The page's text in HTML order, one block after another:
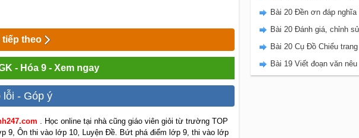
tiếp theo
- Hóa 9 - Xem ngay
lỗi - Góp ý
. Học online tại nhà cũng giáo viên giỏi từ trường TOP
9, Ôn thi vào lớp 10, Luyện Đề. Bứt phá điểm lớp 9, thi vào lớp